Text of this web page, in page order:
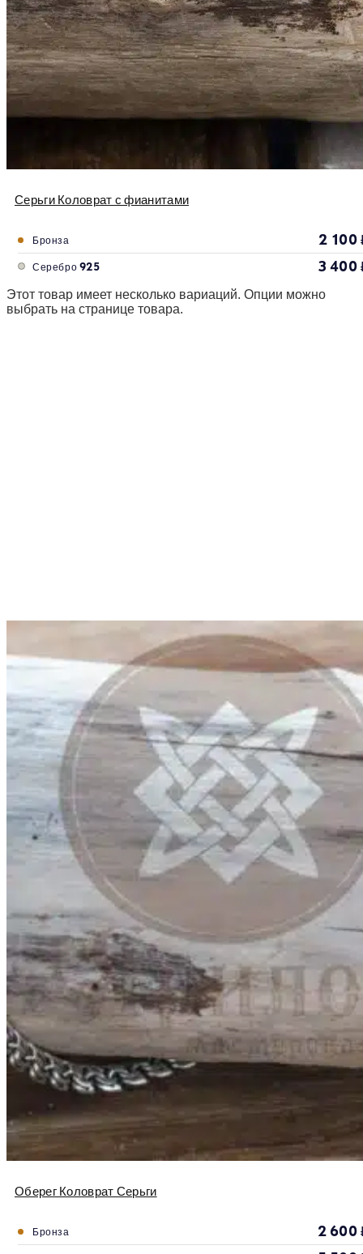
Серьги Коловрат с фианитами
Бронза 2 100
Серебро 925 3 400
Этот товар имеет несколько вариаций. Опции можно
выбрать на странице товара.
Оберег Коловрат Серьги
Бронза 2 600